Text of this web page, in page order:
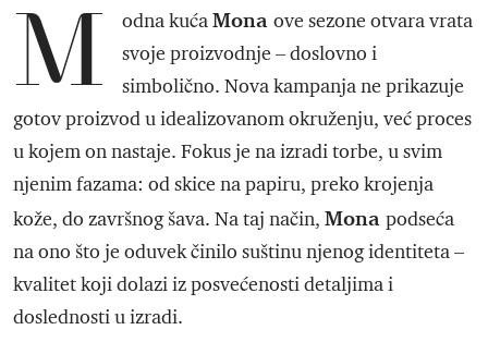
M odna kućaMona ove sezone otvara vrata
svoje proizvodnje – doslovno i
simbolično. Nova kampanja ne prikazuje
gotov proizvod u idealizovanom okruženju, već proces
u kojem on nastaje. Fokus je na izradi torbe, u svim
njenim fazama: od skice na papiru, preko krojenja
kože, do završnog šava. Na taj način, Mona podseća
na ono što je oduvek činilo suštinu njenog identiteta –
kvalitet koji dolazi iz posvećenosti detaljima i
doslednosti u izradi.